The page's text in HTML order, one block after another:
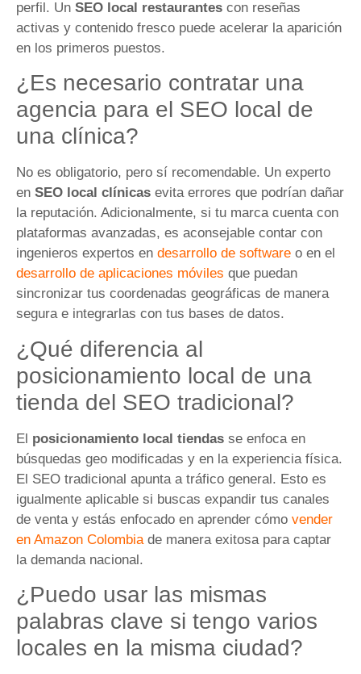
perfil. Un SEO local restaurantes con reseñas
activas y contenido fresco puede acelerar la aparición
en los primeros puestos.
¿Es necesario contratar una
agencia para el SEO local de
una clínica?
No es obligatorio, pero sí recomendable. Un experto
en SEO local clínicas evita errores que podrían dañar
la reputación. Adicionalmente, si tu marca cuenta con
plataformas avanzadas, es aconsejable contar con
ingenieros expertos en desarrollo de software o en el
desarrollo de aplicaciones móviles que puedan
sincronizar tus coordenadas geográficas de manera
segura e integrarlas con tus bases de datos.
¿Qué diferencia al
posicionamiento local de una
tienda del SEO tradicional?
El posicionamiento local tiendas se enfoca en
búsquedas geo modificadas y en la experiencia física.
El SEO tradicional apunta a tráfico general. Esto es
igualmente aplicable si buscas expandir tus canales
de venta y estás enfocado en aprender cómo vender
en Amazon Colombia de manera exitosa para captar
la demanda nacional.
¿Puedo usar las mismas
palabras clave si tengo varios
locales en la misma ciudad?